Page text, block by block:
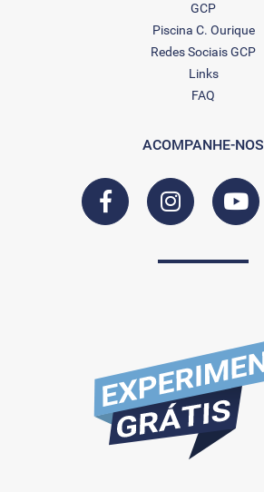
GCP
Piscina C. Ourique
Redes Sociais GCP
Links
FAQ
ACOMPANHE-NOS